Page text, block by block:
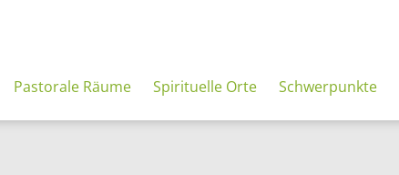
Pastorale Räume Spirituelle Orte Schwerpunkte